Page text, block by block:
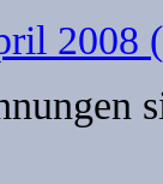
2008